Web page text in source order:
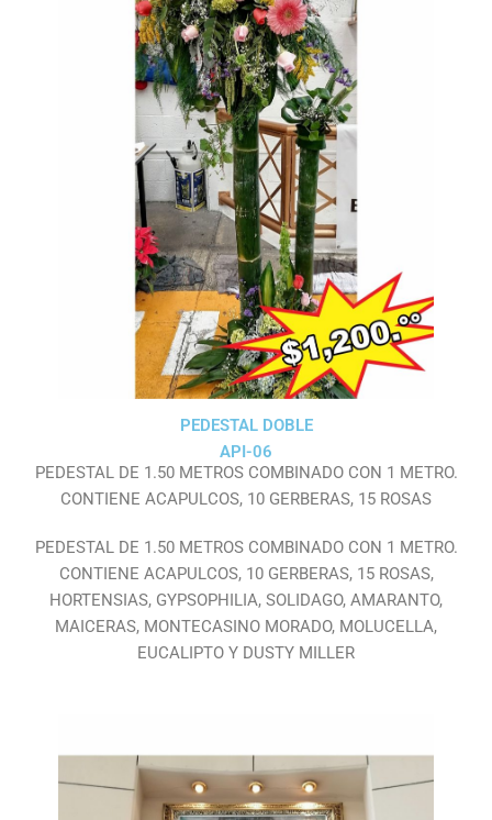
PEDESTAL DOBLE
API-06
PEDESTAL DE 1.50 METROS COMBINADO CON 1 METRO.
CONTIENE ACAPULCOS, 10 GERBERAS, 15 ROSAS
PEDESTAL DE 1.50 METROS COMBINADO CON 1 METRO.
CONTIENE ACAPULCOS, 10 GERBERAS, 15 ROSAS,
HORTENSIAS, GYPSOPHILIA, SOLIDAGO, AMARANTO,
MAICERAS, MONTECASINO MORADO, MOLUCELLA,
EUCALIPTO Y DUSTY MILLER